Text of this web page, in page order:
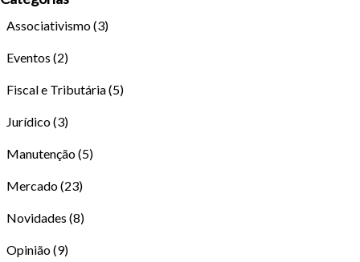
Para aumentar ou diminuir a fonte em nosso site, utilize os
atalhos Ctrl+ (para aumentar) e Ctrl- (para diminuir) no seu
Associativismo(3)
Eventos (2)
Fiscal e Tributária(5)
Jurídico(3)
Manutenção(5)
Mercado(23)
Novidades (8)
Opinião(9)